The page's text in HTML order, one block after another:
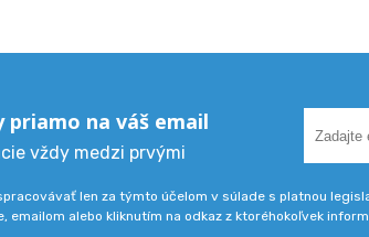
na váš email
vždy medzi prvými
len za týmto účelom v súlade s platnou
emailom alebo kliknutím na odkaz z ktoréhokoľvek